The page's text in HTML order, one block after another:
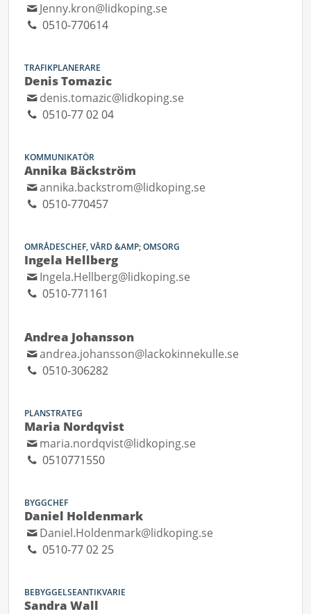
Jenny.kron@lidkoping.se
0510-770614
TRAFIKPLANERARE
Denis Tomazic
denis.tomazic@lidkoping.se
0510-77 02 04
KOMMUNIKATÖR
Annika Bäckström
annika.backstrom@lidkoping.se
0510-770457
OMRÅDESCHEF, VÅRD &AMP; OMSORG
Ingela Hellberg
Ingela.Hellberg@lidkoping.se
0510-771161
Andrea Johansson
andrea.johansson@lackokinnekulle.se
0510-306282
PLANSTRATEG
Maria Nordqvist
maria.nordqvist@lidkoping.se
0510771550
BYGGCHEF
Daniel Holdenmark
Daniel.Holdenmark@lidkoping.se
0510-77 02 25
BEBYGGELSEANTIKVARIE
Sandra Wall